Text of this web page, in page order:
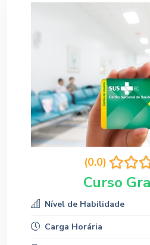
(0.0)
Curso
Nível de Habilidade
Carga Horária